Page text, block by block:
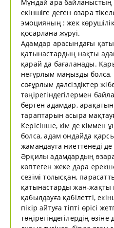
Мұндай ара байланыстың
екіншіге деген өзара
эмоцияның : жек
қосарлана жүруі.
Адамдар арасындағы
қатынастардың нақты
қарай да бағаланады.
неғұрлым маңызды
соғұрлым дәлсіздіктер
төңірегіндегілермен
берген адамдар,
тараптарын асыра
Керісінше, кім де кіммен
болса, адам ондайда
жамандауға ниеттенеді
Әрқилы адамдардың
көптеген жеке дара
сезімі толысқан,
қатынастарды жан-
қабылдауға қабілетті,
пікір айтуға тіпті өрісі
төңірегіндегілердің